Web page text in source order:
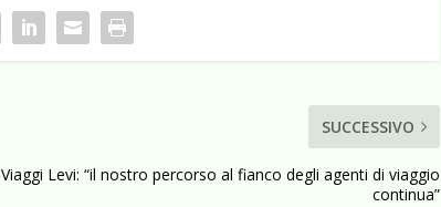
SUCCESSIVO
Viaggi Levi: “il nostro percorso al fianco degli agenti di viaggio
continua”